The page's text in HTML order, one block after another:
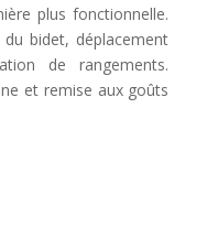
plus fonctionnelle.
bidet, déplacement
de rangements.
et remise aux goûts